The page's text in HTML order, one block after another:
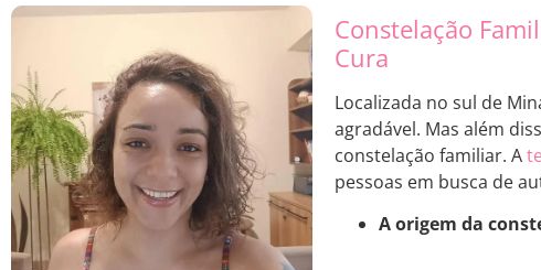
Constelação
Cura
Localizada no sul de
agradável. Mas além
constelação familiar. A
pessoas em busca de
A origem da